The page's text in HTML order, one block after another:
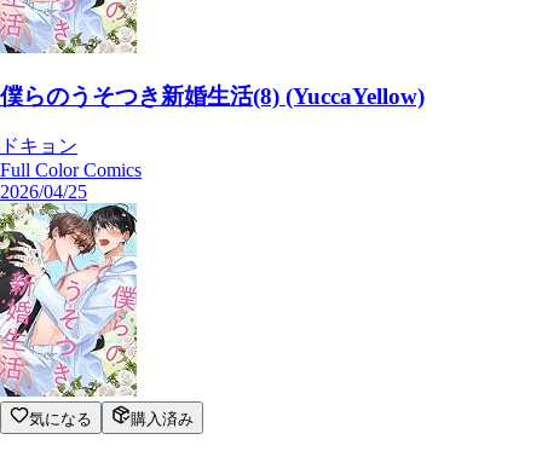
僕らのうそつき新婚生活(8) (YuccaYellow)
ドキョン
Full Color Comics
2026/04/25
気になる 購入済み